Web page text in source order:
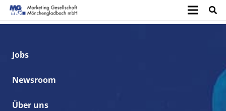
Jobs
Newsroom
Über uns